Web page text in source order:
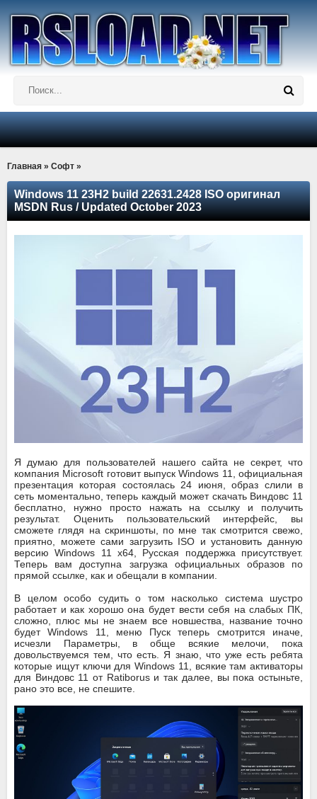
Главная » Софт »
Windows 11 23H2 build 22631.2428 ISO оригинал
MSDN Rus / Updated October 2023
Я думаю для пользователей нашего сайта не секрет, что
компания Microsoft готовит выпуск Windows 11, официальная
презентация которая состоялась 24 июня, образ слили в
сеть моментально, теперь каждый может скачать Виндовс 11
бесплатно, нужно просто нажать на ссылку и получить
результат. Оценить пользовательский интерфейс, вы
сможете глядя на скриншоты, по мне так смотрится свежо,
приятно, можете сами загрузить ISO и установить данную
версию Windows 11 x64, Русская поддержка присутствует.
Теперь вам доступна загрузка официальных образов по
прямой ссылке, как и обещали в компании.
В целом особо судить о том насколько система шустро
работает и как хорошо она будет вести себя на слабых ПК,
сложно, плюс мы не знаем все новшества, название точно
будет Windows 11, меню Пуск теперь смотрится иначе,
исчезли Параметры, в обще всякие мелочи, пока
довольствуемся тем, что есть. Я знаю, что уже есть ребята
которые ищут ключи для Windows 11, всякие там активаторы
для Виндовс 11 от Ratiborus и так далее, вы пока остыньте,
рано это все, не спешите.